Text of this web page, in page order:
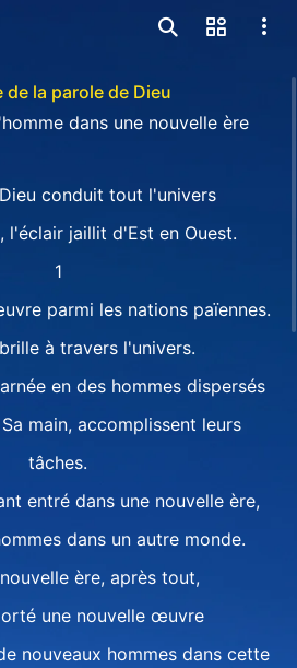
de la parole de Dieu
dans une nouvelle ère
conduit tout l'univers
l'éclair jaillit d'Est en Ouest.
1
parmi les nations païennes.
à travers l'univers.
en des hommes dispersés
main, accomplissent leurs
tâches.
entré dans une nouvelle ère,
dans un autre monde.
ère, après tout,
une nouvelle œuvre
nouveaux hommes dans cette